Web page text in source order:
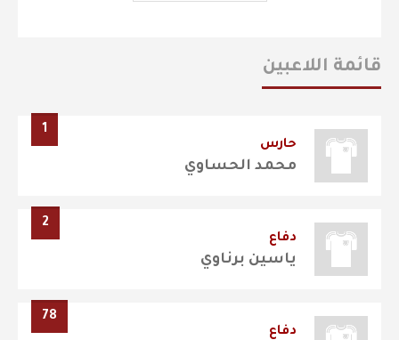
قائمة اللاعبين
1
حارس
محمد الحساوي
2
دفاع
ياسين برناوي
78
دفاع